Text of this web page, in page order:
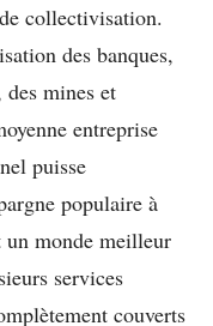
collectivisation.
des banques,
des mines et
entreprise
puisse
populaire à
un monde meilleur
services
couverts